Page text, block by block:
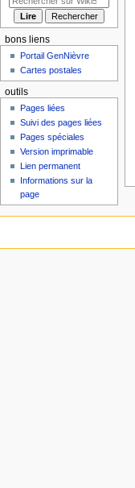
bons liens
Portail GenNièvre
Cartes postales
outils
Pages liées
Suivi des pages liées
Pages spéciales
Version imprimable
Lien permanent
Informations sur la
page